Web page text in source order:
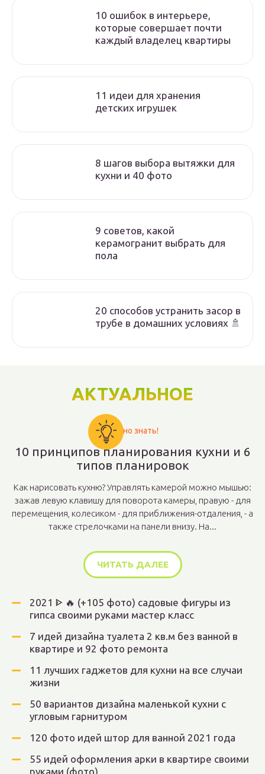
10 ошибок в интерьере,
которые совершает почти
каждый владелец квартиры
11 идеи для хранения
детских игрушек
8 шагов выбора вытяжки для
кухни и 40 фото
9 советов, какой
керамогранит выбрать для
пола
20 способов устранить засор в
трубе в домашних условиях 🚿
АКТУАЛЬНОЕ
Важно знать!
10 принципов планирования кухни и 6
типов планировок
Как нарисовать кухню? Управлять камерой можно мышью:
зажав левую клавишу для поворота камеры, правую - для
перемещения, колесиком - для приближения-отдаления, - а
также стрелочками на панели внизу. На...
ЧИТАТЬ ДАЛЕЕ
2021 ᐈ 🔥 (+105 фото) садовые фигуры из
гипса своими руками мастер класс
7 идей дизайна туалета 2 кв.м без ванной в
квартире и 92 фото ремонта
11 лучших гаджетов для кухни на все случаи
жизни
50 вариантов дизайна маленькой кухни с
угловым гарнитуром
120 фото идей штор для ванной 2021 года
55 идей оформления арки в квартире своими
руками (фото)